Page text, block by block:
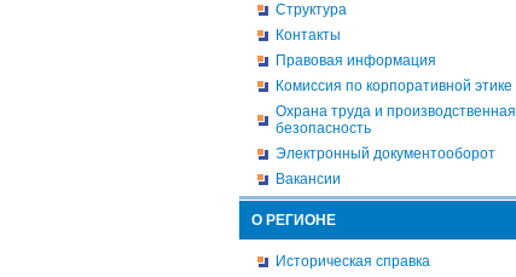
Структура
Контакты
Правовая информация
Комиссия по корпоративной этике
Охрана труда и производственная
безопасность
Электронный документооборот
Вакансии
О РЕГИОНЕ
Историческая справка